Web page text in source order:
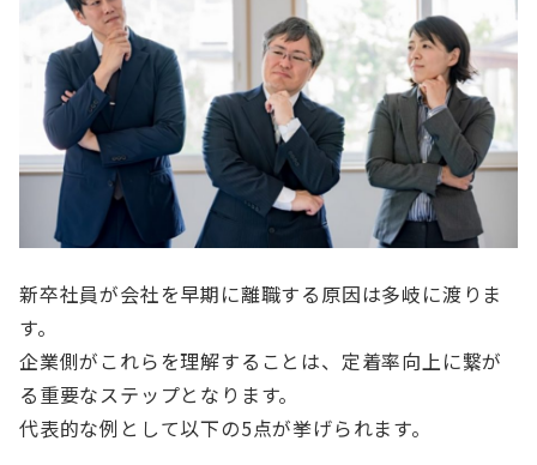
新卒社員が会社を早期に離職する原因は多岐に渡りま
す。
企業側がこれらを理解することは、定着率向上に繋が
る重要なステップとなります。
代表的な例として以下の5点が挙げられます。